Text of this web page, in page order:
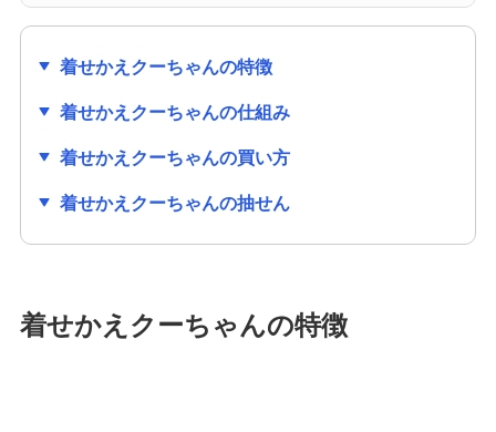
発売スケジュール
みずほ銀行について
着せかえクーちゃんの特徴
着せかえクーちゃんの仕組み
着せかえクーちゃんの買い方
着せかえクーちゃんの抽せん
着せかえクーちゃんの特徴